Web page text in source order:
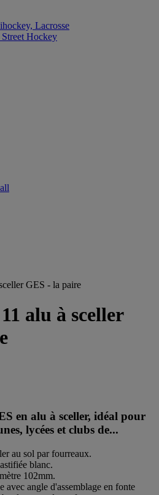
Lacrosse
Hockey
GES - la paire
alu à sceller
en alu à sceller, idéal pour
lycées et clubs de...
au sol par fourreaux.
blanc.
102mm.
avec angle d'assemblage en fonte